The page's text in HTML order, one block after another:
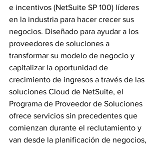
e incentivos (NetSuite SP 100) líderes
en la industria para hacer crecer sus
negocios. Diseñado para ayudar a los
proveedores de soluciones a
transformar su modelo de negocio y
capitalizar la oportunidad de
crecimiento de ingresos a través de las
soluciones Cloud de NetSuite, el
Programa de Proveedor de Soluciones
ofrece servicios sin precedentes que
comienzan durante el reclutamiento y
van desde la planificación de negocios,